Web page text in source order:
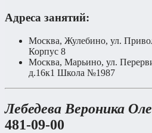
Адреса занятий:
Москва, Жулебино, ул.
Корпус 8
Москва, Марьино, ул.
д.16к1 Школа №1987
Лебедева Вероника
481-09-00